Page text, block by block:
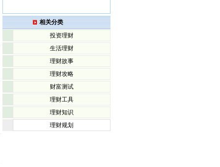
相关分类
投资理财
生活理财
理财故事
理财攻略
财富测试
理财工具
理财知识
理财规划